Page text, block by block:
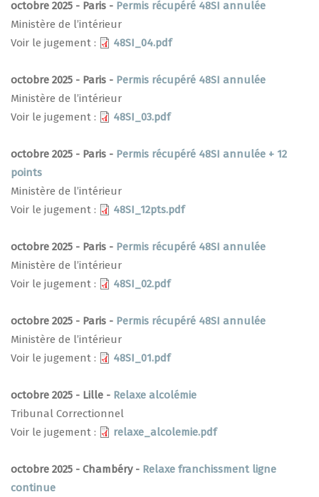
octobre 2025 - Paris - Permis récupéré 48SI annulée
Ministère de l’intérieur
Voir le jugement :
48SI_04.pdf
octobre 2025 - Paris - Permis récupéré 48SI annulée
Ministère de l’intérieur
Voir le jugement :
48SI_03.pdf
octobre 2025 - Paris - Permis récupéré 48SI annulée + 12
points
Ministère de l’intérieur
Voir le jugement :
48SI_12pts.pdf
octobre 2025 - Paris - Permis récupéré 48SI annulée
Ministère de l’intérieur
Voir le jugement :
48SI_02.pdf
octobre 2025 - Paris - Permis récupéré 48SI annulée
Ministère de l’intérieur
Voir le jugement :
48SI_01.pdf
octobre 2025 - Lille - Relaxe alcolémie
Tribunal Correctionnel
Voir le jugement :
relaxe_alcolemie.pdf
octobre 2025 - Chambéry - Relaxe franchissment ligne
continue